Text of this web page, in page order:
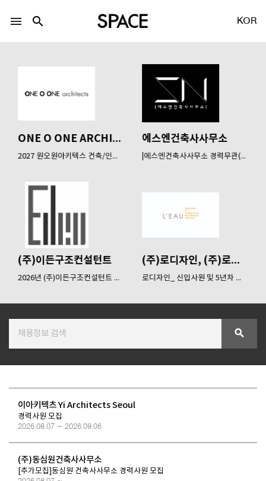
공지사항
기사문의
menu search KOR
ONE O ONE ARCHITECTS
2027 원오원아키텍스 건축/인테...
(주)이든구조컨설턴트
2026년 (주)이든구조컨설턴트 ...
에스엔건축사사무소
|에스엔건축사사무소 경력무관(...
(주)로디자인, (주)로건...
로디자인_ 신입사원 및 5년차 ...
search
이아키텍츠 Yi Architects Seoul
경력사원 모집
2026.08.07 ~ 2026.09.06
(주)동심원건축사사무소
[추가모집]동심원 건축사사무소 경력사원 모집